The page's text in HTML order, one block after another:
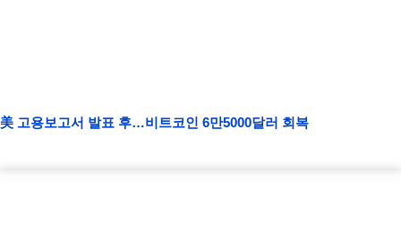
美 고용보고서 발표 후…비트코인 6만5000달러 회복